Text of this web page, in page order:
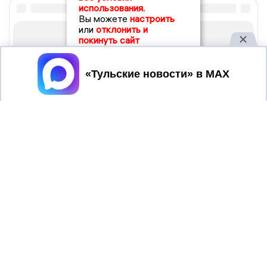
использования.
Вы можете настроить
или отклонить и
покинуть сайт
Принять